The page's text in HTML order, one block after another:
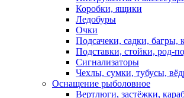
Коробки, ящики
Ледобуры
Очки
Подсачеки, садки, багры,
Подставки, стойки, род-
Сигнализаторы
Чехлы, сумки, тубусы,
Оснащение рыболовное
Вертлюги, застёжки,